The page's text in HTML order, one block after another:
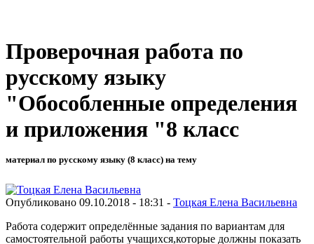
Проверочная работа по
русскому языку
"Обособленные определения
и приложения "8 класс
материал по русскому языку (8 класс) на тему
Опубликовано 09.10.2018 - 18:31 - Тоцкая Елена Васильевна
Работа содержит определённые задания по вариантам для
самостоятельной работы учащихся,которые должны показать